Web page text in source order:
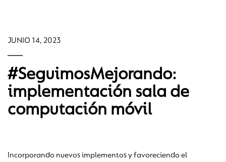
JUNIO 14, 2023
#SeguimosMejorando:
implementación sala de
computación móvil
Incorporando nuevos implementos y favoreciendo el